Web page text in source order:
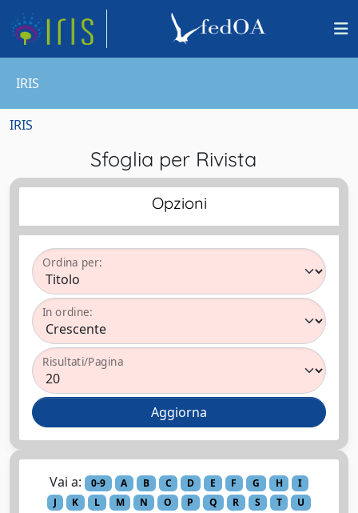
IRIS
IRIS
Sfoglia per Rivista
Opzioni
Ordina per:
In ordine:
Risultati/Pagina
Vai a: 0-9 A B C D E F G H
I
J
K L M N O P Q R S T
U